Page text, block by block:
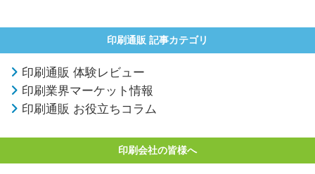
印刷通販 記事カテゴリ
印刷通販 体験レビュー
印刷業界マーケット情報
印刷通販 お役立ちコラム
印刷会社の皆様へ